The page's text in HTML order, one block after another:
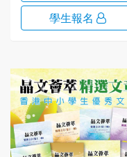
學生報名